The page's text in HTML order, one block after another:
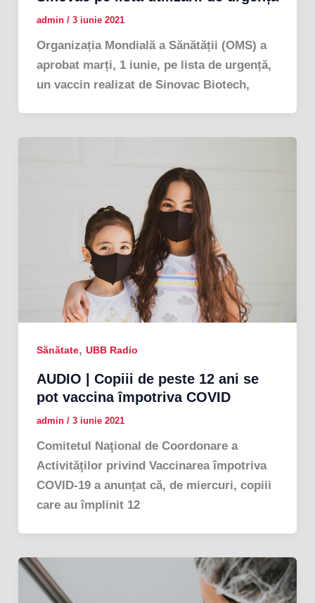
admin / 3 iunie 2021
Organizația Mondială a Sănătății (OMS) a
aprobat marți, 1 iunie, pe lista de urgență,
un vaccin realizat de Sinovac Biotech,
Sănătate, UBB Radio
AUDIO | Copiii de peste 12 ani se
pot vaccina împotriva COVID
admin / 3 iunie 2021
Comitetul Naţional de Coordonare a
Activităţilor privind Vaccinarea împotriva
COVID-19 a anunțat că, de miercuri, copiii
care au împlinit 12